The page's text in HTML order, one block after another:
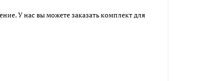
У нас вы можете заказать комплект для